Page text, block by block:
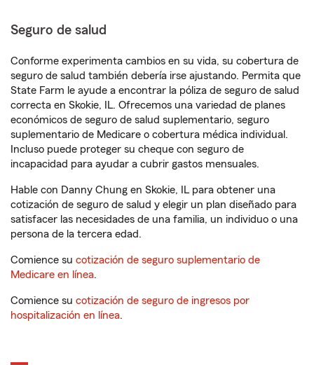
Seguro de salud
Conforme experimenta cambios en su vida, su cobertura de
seguro de salud también debería irse ajustando. Permita que
State Farm le ayude a encontrar la póliza de seguro de salud
correcta en Skokie, IL. Ofrecemos una variedad de planes
económicos de seguro de salud suplementario, seguro
suplementario de Medicare o cobertura médica individual.
Incluso puede proteger su cheque con seguro de
incapacidad para ayudar a cubrir gastos mensuales.
Hable con Danny Chung en Skokie, IL para obtener una
cotización de seguro de salud y elegir un plan diseñado para
satisfacer las necesidades de una familia, un individuo o una
persona de la tercera edad.
Comience su cotización de seguro suplementario de
Medicare en línea.
Comience su cotización de seguro de ingresos por
hospitalización en línea.